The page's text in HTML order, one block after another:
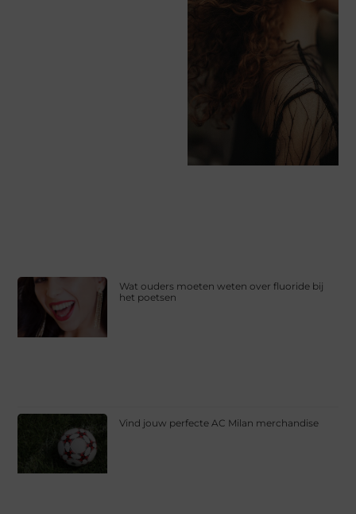
Wat ouders moeten weten over fluoride bij
het poetsen
Vind jouw perfecte AC Milan merchandise